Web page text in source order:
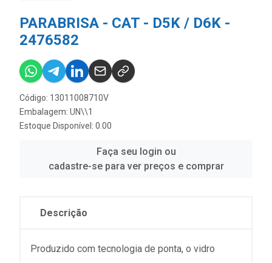
PARABRISA - CAT - D5K / D6K -
2476582
Código: 13011008710V
Embalagem: UN\\1
Estoque Disponível: 0.00
Faça seu login ou
cadastre-se para ver preços e comprar
Descrição
Produzido com tecnologia de ponta, o vidro